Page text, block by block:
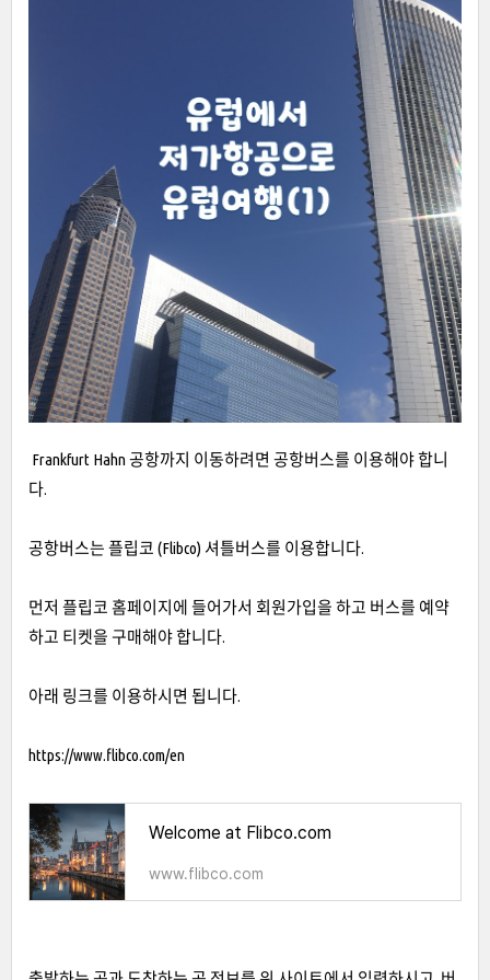
Frankfurt Hahn 공항까지 이동하려면 공항버스를 이용해야 합니
다.
공항버스는 플립코 (Flibco) 셔틀버스를 이용합니다.
먼저 플립코 홈페이지에 들어가서 회원가입을 하고 버스를 예약
하고 티켓을 구매해야 합니다.
아래 링크를 이용하시면 됩니다.
https://www.flibco.com/en
Welcome at Flibco.com
www.flibco.com